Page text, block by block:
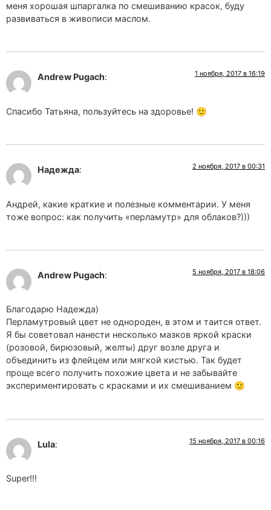
меня хорошая шпаргалка по смешиванию красок, буду
развиваться в живописи маслом.
Andrew Pugach: 1 ноября, 2017 в 16:19
Спасибо Татьяна, пользуйтесь на здоровье! 🙂
Надежда: 2 ноября, 2017 в 00:31
Андрей, какие краткие и полезные комментарии. У меня
тоже вопрос: как получить «перламутр» для облаков?)))
Andrew Pugach: 5 ноября, 2017 в 18:06
Благодарю Надежда)
Перламутровый цвет не однороден, в этом и таится ответ.
Я бы советовал нанести несколько мазков яркой краски
(розовой, бирюзовый, желты) друг возле друга и
объединить из флейцем или мягкой кистью. Так будет
проще всего получить похожие цвета и не забывайте
экспериментировать с красками и их смешиванием 🙂
Lula: 15 ноября, 2017 в 00:16
Super!!!